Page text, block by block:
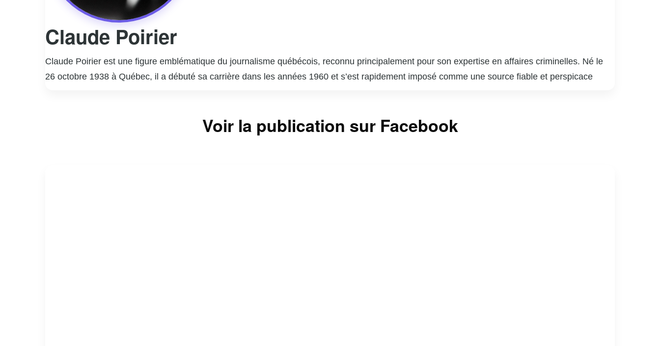
Claude Poirier
Claude Poirier est une figure emblématique du journalisme québécois, reconnu principalement pour son expertise en affaires criminelles. Né le
26 octobre 1938 à Québec, il a débuté sa carrière dans les années 1960 et s’est rapidement imposé comme une source fiable et perspicace
judiciaires lui ont permis de couvrir des événements marquants, tels que la crise d’Octobre 1970 et de nombreux enlèvements et prises d’otages.
En plus de son travail journalistique, Claude Poirier est également connu pour ses talents de négociateur, ayant souvent été sollicité pour
Voir la publication sur Facebook